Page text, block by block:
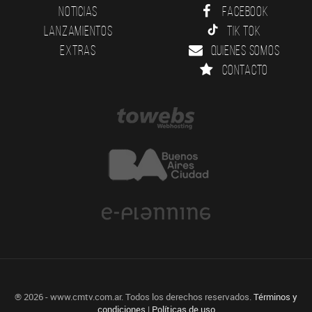
Noticias
Lanzamientos
Extras
Facebook
Tik Tok
Quienes somos
Contacto
® 2026 - www.cmtv.com.ar. Todos los derechos reservados.Términos y
condiciones | Políticas de uso